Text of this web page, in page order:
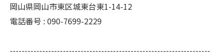
岡山県岡山市東区城東台東1-14-12
電話番号 : 090-7699-2229
--------------------------------------------------------------------